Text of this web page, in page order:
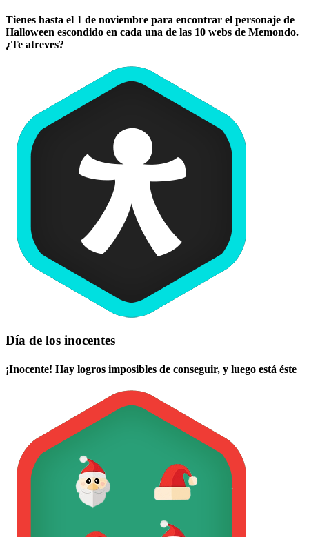
Tienes hasta el 1 de noviembre para encontrar el personaje de
Halloween escondido en cada una de las 10 webs de Memondo.
¿Te atreves?
Día de los inocentes
¡Inocente! Hay logros imposibles de conseguir, y luego está éste